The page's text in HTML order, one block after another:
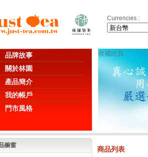
Currencies :
品牌故事
關於林園
產品簡介
我的帳戶
門市風格
收藏此頁
櫥窗 商品列表